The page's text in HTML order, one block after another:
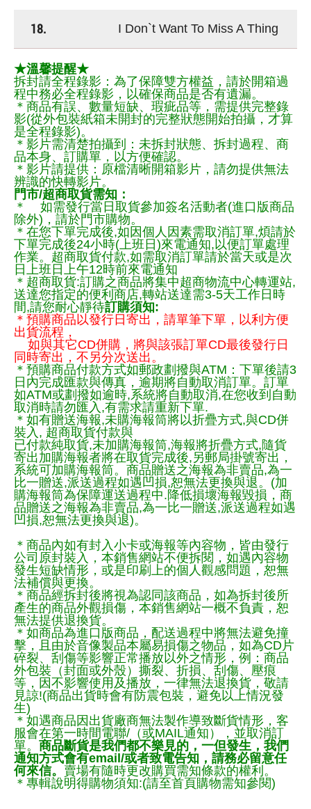
18. I Don`t Want To Miss A Thing
★溫馨提醒★
拆封請全程錄影：為了保障雙方權益，請於開箱過
程中務必全程錄影，以確保商品是否有遺漏。
＊商品有誤、數量短缺、瑕疵品等，需提供完整錄
影(從外包裝紙箱未開封的完整狀態開始拍攝，才算
是全程錄影)。
＊影片需清楚拍攝到：未拆封狀態、拆封過程、商
品本身、訂購單，以方便確認。
＊影片請提供：原檔清晰開箱影片，請勿提供無法
辨識的快轉影片。
門市/超商取貨需知：
＊ 如需發行當日取貨參加簽名活動者(進口版商品
除外)，請於門市購物。
＊在您下單完成後,如因個人因素需取消訂單,煩請於
下單完成後24小時(上班日)來電通知,以便訂單處理
作業。超商取貨付款,如需取消訂單請於當天或是次
日上班日上午12時前來電通知
＊超商取貨:訂購之商品將集中超商物流中心轉運站,
送達您指定的便利商店,轉站送達需3-5天工作日時
間,請您耐心靜待訂購須知:
＊預購商品以發行日寄出，請單筆下單，以利方便
出貨流程，
如與其它CD併購，將與該張訂單CD最後發行日
同時寄出，不另分次送出。
＊預購商品付款方式如郵政劃撥與ATM：下單後請3
日內完成匯款與傳真，逾期將自動取消訂單。訂單
如ATM或劃撥如逾時,系統將自動取消,在您收到自動
取消時請勿匯入,有需求請重新下單.
＊如有贈送海報,未購海報筒將以折疊方式,與CD併
裝入, 超商取貨付款與
已付款純取貨,未加購海報筒,海報將折疊方式,隨貨
寄出加購海報者將在取貨完成後,另郵局掛號寄出，
系統可加購海報筒。商品贈送之海報為非賣品,為一
比一贈送,派送過程如遇凹損,恕無法更換與退。(加
購海報筒為保障運送過程中.降低損壞海報毀損，商
品贈送之海報為非賣品,為一比一贈送,派送過程如遇
凹損,恕無法更換與退)。
＊商品內如有封入小卡或海報等內容物，皆由發行
公司原封裝入，本銷售網站不便拆閱，如遇內容物
發生短缺情形，或是印刷上的個人觀感問題，恕無
法補償與更換。
＊商品經拆封後將視為認同該商品，如為拆封後所
產生的商品外觀損傷，本銷售網站一概不負責，恕
無法提供退換貨。
＊如商品為進口版商品，配送過程中將無法避免撞
擊，且由於音像製品本屬易損傷之物品，如為CD片
碎裂、刮傷等影響正常播放以外之情形，例：商品
外包裝（封面或外殼）撕裂、折損、刮傷、壓痕
等，因不影響使用及播放，一律無法退換貨，敬請
見諒!(商品出貨時會有防震包裝，避免以上情況發
生)
＊如遇商品因出貨廠商無法製作導致斷貨情形，客
服會在第一時間電聯/（或MAIL通知），並取消訂
單。 商品斷貨是我們都不樂見的，一但發生，我們
通知方式會有email/或者致電告知，請務必留意任
何來信。 賣場有隨時更改購買需知條款的權利。
＊專輯說明得購物須知:(請至首頁購物需知參閱)